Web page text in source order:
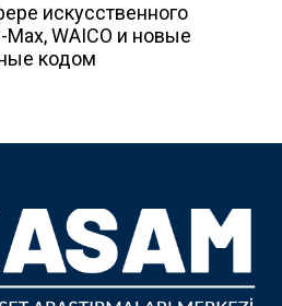
искусственного
Max, WAICO и новые
кодом